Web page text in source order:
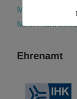
Mein Profil bei
Mein Profil im
Ehrenamt